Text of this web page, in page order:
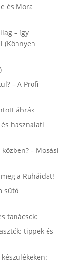
és Mora
– így
(Könnyen
– A Profi
ábrák
használati
– Mosási
a Ruháidat!
sütő
tanácsok:
tippek és